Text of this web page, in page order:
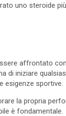
uno steroide più
affrontato
di iniziare
esigenze sportive.
la propria
è fondamentale.